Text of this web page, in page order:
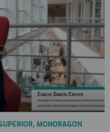
MONDRAGON